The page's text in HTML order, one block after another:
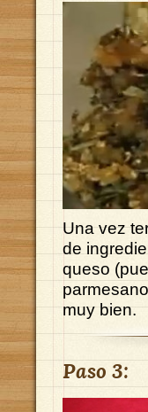
Una vez
de
queso
muy bien.
Paso 3: